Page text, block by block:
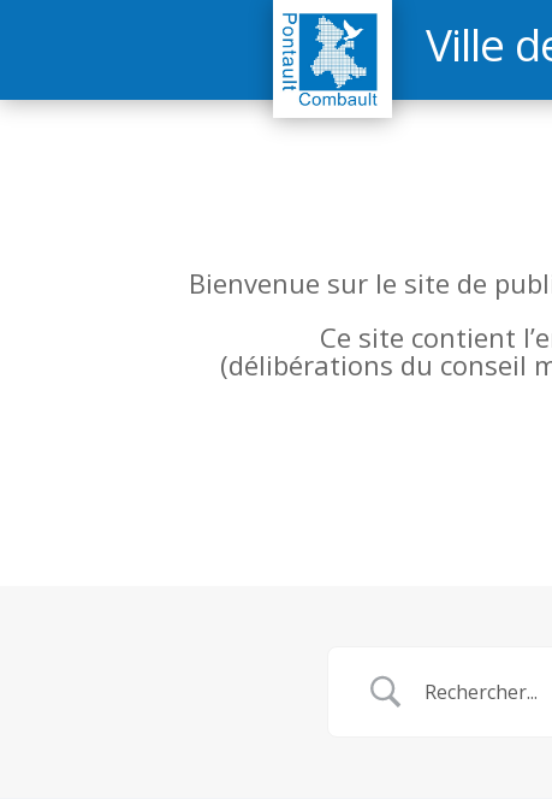
Ville
Bienvenue sur le site de
Ce site contient
(délibérations du conseil